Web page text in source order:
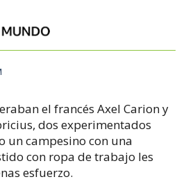
el francés Axel Carion y
dos experimentados
un campesino con una
con ropa de trabajo les
esfuerzo.